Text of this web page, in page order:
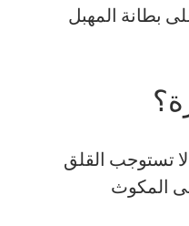
بطانة المهبل
تستوجب القلق
المكوث